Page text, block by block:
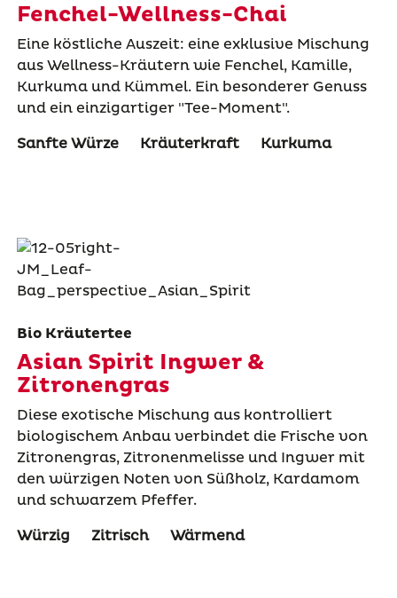
Fenchel-Wellness-Chai
Eine köstliche Auszeit: eine exklusive Mischung
aus Wellness-Kräutern wie Fenchel, Kamille,
Kurkuma und Kümmel. Ein besonderer Genuss
und ein einzigartiger "Tee-Moment".
Sanfte Würze
Kräuterkraft Kurkuma
Bio Kräutertee
Asian Spirit Ingwer &
Zitronengras
Diese exotische Mischung aus kontrolliert
biologischem Anbau verbindet die Frische von
Zitronengras, Zitronenmelisse und Ingwer mit
den würzigen Noten von Süßholz, Kardamom
und schwarzem Pfeffer.
Würzig
Zitrisch Wärmend